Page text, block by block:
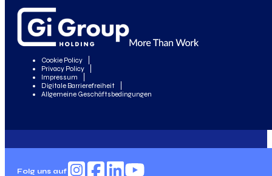
Cookie Policy
Privacy Policy
Impressum
Digitale Barrierefreiheit
Allgemeine Geschäftsbedingungen
Folg uns auf